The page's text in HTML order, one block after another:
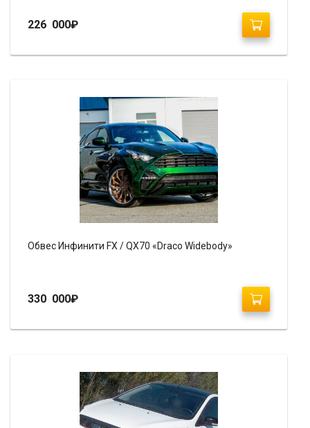
226 000₽
Обвес Инфинити FX / QX70 «Draco Widebody»
330 000₽